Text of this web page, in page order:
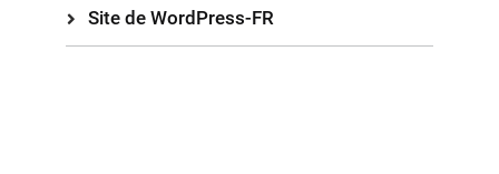
Site de WordPress-FR